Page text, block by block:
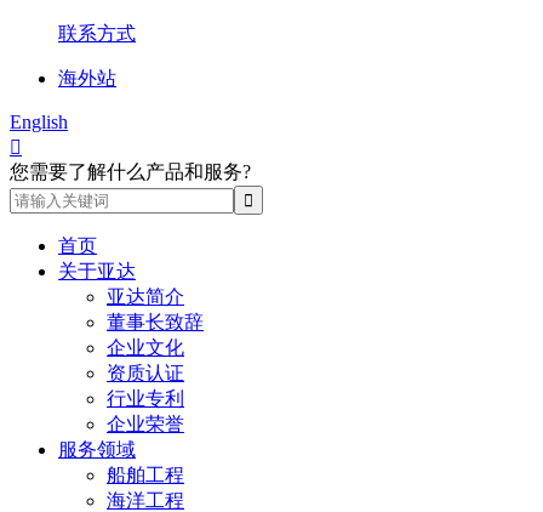
联系方式
海外站
English

您需要了解什么产品和服务?
首页
关于亚达
亚达简介
董事长致辞
企业文化
资质认证
行业专利
企业荣誉
服务领域
船舶工程
海洋工程